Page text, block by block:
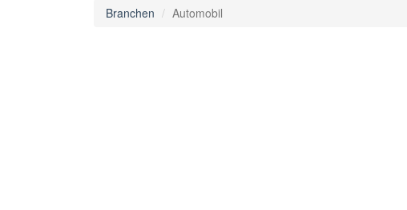
Branchen Automobil